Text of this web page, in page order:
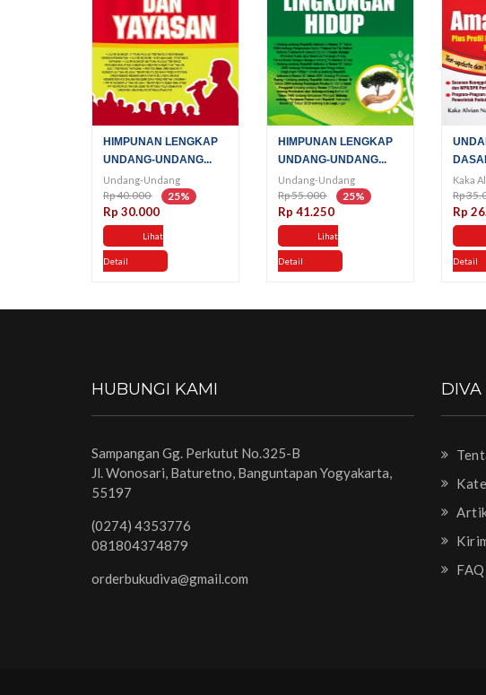
HIMPUNAN LENGKAP
UNDANG-UNDANG...
Undang-Undang
Rp 40.000 25%
Rp 30.000
Lihat
Detail
HIMPUNAN LENGKAP
UNDANG-UNDANG...
Undang-Undang
Rp 55.000 25%
Rp 41.250
Lihat
Detail
Kaka
Rp
Rp
Detail
HUBUNGI KAMI
Sampangan Gg. Perkutut No.325-B
Jl. Wonosari, Baturetno, Banguntapan Yogyakarta,
55197
(0274) 4353776
081804374879
orderbukudiva@gmail.com
DIVA
FAQ